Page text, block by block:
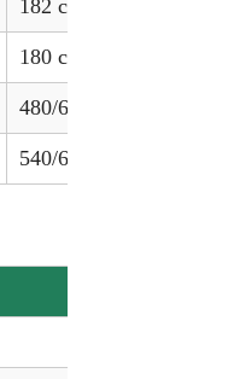
182 cm (71,7 in)
180 cm (70,9 in)
480/65R24
540/65R38